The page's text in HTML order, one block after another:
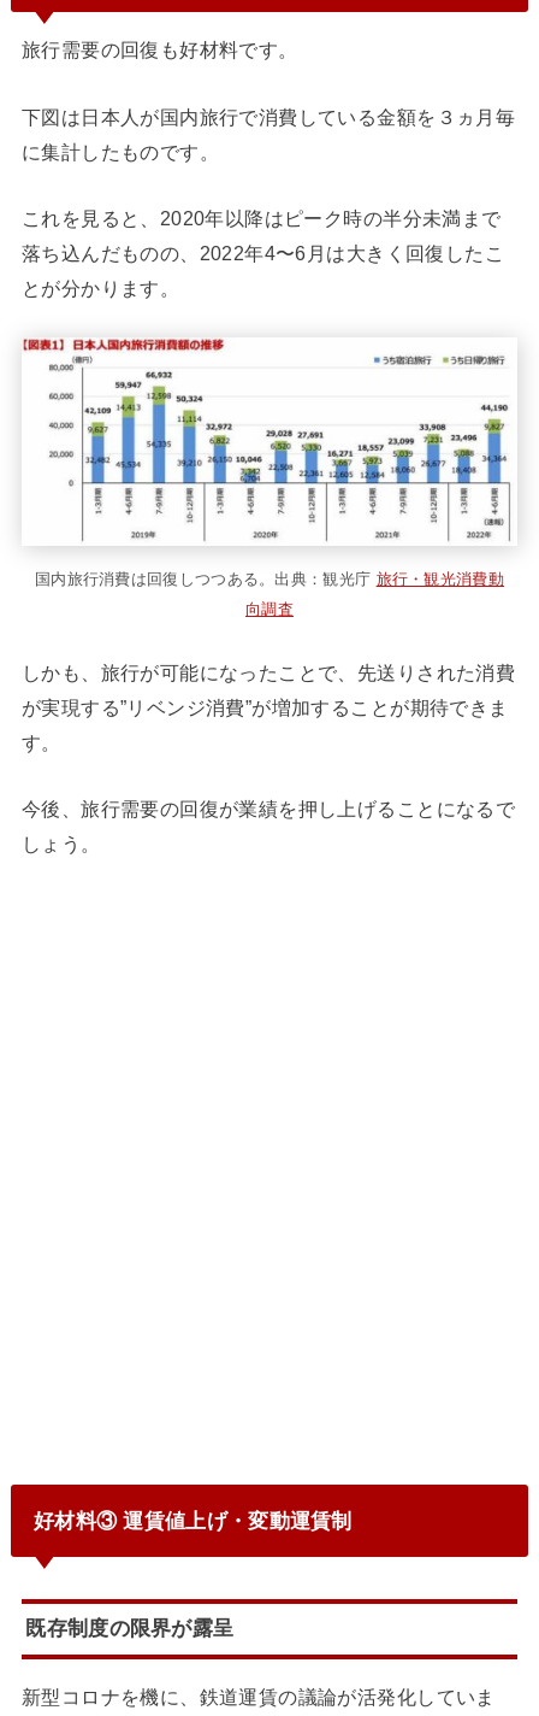
旅行需要の回復も好材料です。
下図は日本人が国内旅行で消費している金額を３ヵ月毎
に集計したものです。
これを見ると、2020年以降はピーク時の半分未満まで
落ち込んだものの、2022年4〜6月は大きく回復したこ
とが分かります。
国内旅行消費は回復しつつある。出典：観光庁 旅行・観光消費動
向調査
しかも、旅行が可能になったことで、先送りされた消費
が実現する”リベンジ消費”が増加することが期待できま
す。
今後、旅行需要の回復が業績を押し上げることになるで
しょう。
好材料③ 運賃値上げ・変動運賃制
既存制度の限界が露呈
新型コロナを機に、鉄道運賃の議論が活発化していま